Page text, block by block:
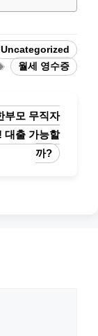
Uncategorized
Tags월세 영수증
부모 무직자
대출 가능할
까?